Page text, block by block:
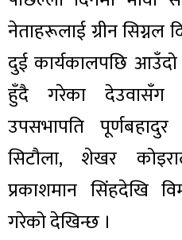
नेताहरूलाई ग्रीन
दुई कार्यकालपछि
हुँदै गरेका देउवासँग
उपसभापति
सिटौला, शेखर
प्रकाशमान सिंहदेखि
गरेको देखिन्छ ।